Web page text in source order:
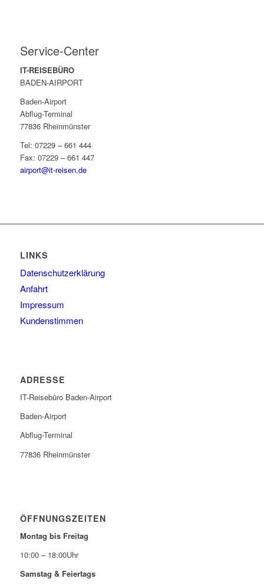
Service-Center
IT-REISEBÜRO
BADEN-AIRPORT
Baden-Airport
Abflug-Terminal
77836 Rheinmünster
Tel: 07229 – 661 444
Fax: 07229 – 661 447
airport@it-reisen.de
LINKS
Datenschutzerklärung
Anfahrt
Impressum
Kundenstimmen
ADRESSE
IT-Reisebüro Baden-Airport
Baden-Airport
Abflug-Terminal
77836 Rheinmünster
ÖFFNUNGSZEITEN
Montag bis Freitag
10:00 – 18:00Uhr
Samstag & Feiertags